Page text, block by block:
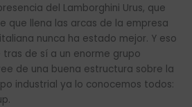
del Lamborghini Urus, que
que llena las arcas de la empresa
nunca ha estado mejor. Y eso
de sí a un enorme grupo
de una buena estructura sobre la
industrial ya lo conocemos todos: